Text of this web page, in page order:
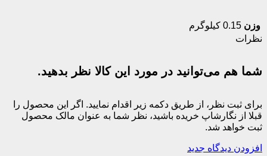
وزن 0.15 کیلوگرم
نظرات
شما هم می‌توانید در مورد این کالا نظر بدهید.
برای ثبت نظر، از طریق دکمه زیر اقدام نمایید. اگر این محصول را
قبلا از نگارشاپ خریده باشید، نظر شما به عنوان مالک محصول
ثبت خواهد شد.
افزودن دیدگاه جدید